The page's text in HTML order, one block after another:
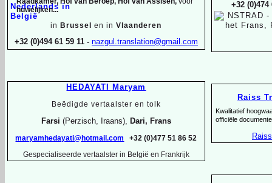
+32
Raiss
Kwalitatief
officiële
Raiss
huwelijken...
in Brussel en inVlaanderen
+32 (0)494 61 59 11 - nazgul.translation@gmail.com
HEDAYATI Maryam
Beëdigde vertaalster en tolk
Farsi (Perzisch, Iraans), Dari, Frans
maryamhedayati@hotmail.com
+32 (0)477 51 86 52
Gespecialiseerde vertaalster in België en Frankrijk